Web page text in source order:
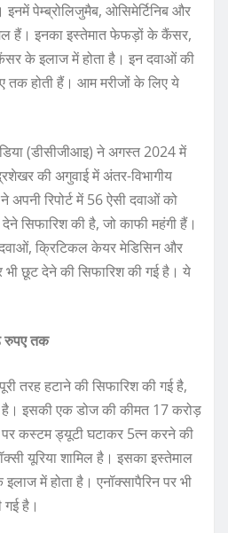
पेम्ब्रोलिजुमैब, ओसिमेर्टिनिब और
हैं। इनका इस्तेमात फेफड़ों के कैंसर,
के इलाज में होता है। इन दवाओं की
तक होती हैं। आम मरीजों के लिए ये
(डीसीजीआइ) ने अगस्त 2024 में
की अगुवाई में अंतर-विभागीय
अपनी रिपोर्ट में 56 ऐसी दवाओं को
सिफारिश की है, जो काफी महंगी हैं।
क्रिटिकल केयर मेडिसिन और
भी छूट देने की सिफारिश की गई है। ये
रुपए तक
तरह हटाने की सिफारिश की गई है,
इसकी एक डोज की कीमत 17 करोड़
कस्टम ड्यूटी घटाकर 5त्न करने की
यूरिया शामिल है। इसका इस्तेमाल
में होता है। एनॉक्सापैरिन पर भी
है।